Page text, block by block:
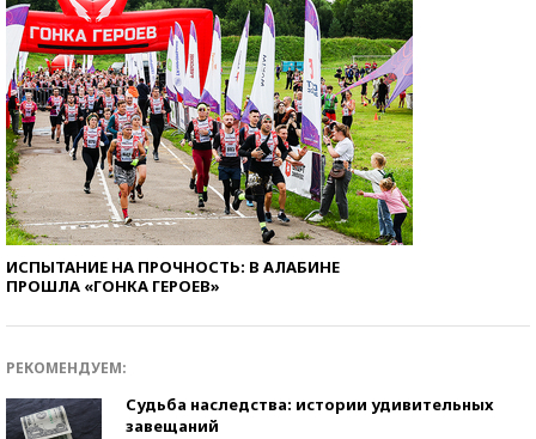
ИСПЫТАНИЕ НА ПРОЧНОСТЬ: В АЛАБИНЕ
ПРОШЛА «ГОНКА ГЕРОЕВ»
РЕКОМЕНДУЕМ:
Судьба наследства: истории удивительных
завещаний